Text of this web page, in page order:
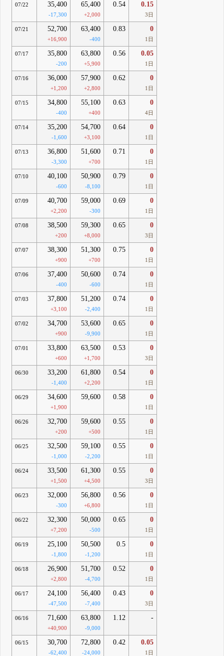
07/22 35,400
-17,300
65,400
+2,000
0.54 0.15
3日
07/21 52,700
+16,900
63,400
-400
0.83 0
1日
07/17 35,800
-200
63,800
+5,900
0.56 0.05
1日
07/16 36,000
+1,200
57,900
+2,800
0.62 0
1日
07/15 34,800
-400
55,100
+400
0.63 0
4日
07/14 35,200
-1,600
54,700
+3,100
0.64 0
1日
07/13 36,800
-3,300
51,600
+700
0.71 0
1日
07/10 40,100
-600
50,900
-8,100
0.79 0
1日
07/09 40,700
+2,200
59,000
-300
0.69 0
1日
07/08 38,500
+200
59,300
+8,000
0.65 0
3日
07/07 38,300
+900
51,300
+700
0.75 0
1日
07/06 37,400
-400
50,600
-600
0.74 0
1日
07/03 37,800
+3,100
51,200
-2,400
0.74 0
1日
07/02 34,700
+900
53,600
-9,900
0.65 0
1日
07/01 33,800
+600
63,500
+1,700
0.53 0
3日
06/30 33,200
-1,400
61,800
+2,200
0.54 0
1日
06/29 34,600
+1,900
59,600 0.58 0
1日
06/26 32,700
+200
59,600
+500
0.55 0
1日
06/25 32,500
-1,000
59,100
-2,200
0.55 0
1日
06/24 33,500
+1,500
61,300
+4,500
0.55 0
3日
06/23 32,000
-300
56,800
+6,800
0.56 0
1日
06/22 32,300
+7,200
50,000
-500
0.65 0
1日
06/19 25,100
-1,800
50,500
-1,200
0.5 0
1日
06/18 26,900
+2,800
51,700
-4,700
0.52 0
1日
06/17 24,100
-47,500
56,400
-7,400
0.43 0
3日
06/16 71,600
+40,900
63,800
-9,000
1.12 -
06/15 30,700
-62,400
72,800
-24,000
0.42 0.05
1日